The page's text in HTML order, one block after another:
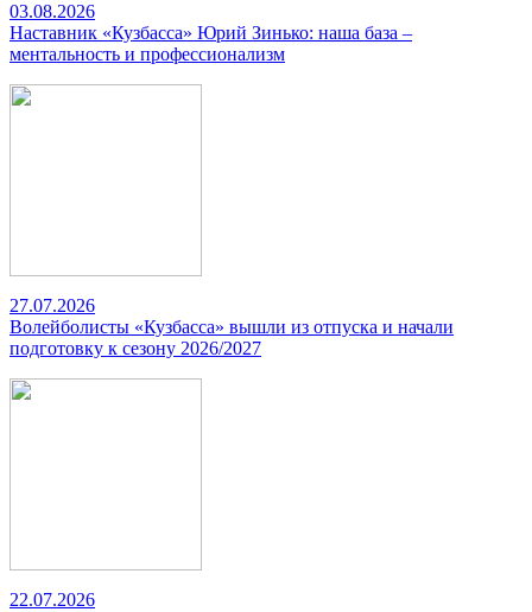
03.08.2026
Наставник «Кузбасса» Юрий Зинько: наша база –
ментальность и профессионализм
27.07.2026
Волейболисты «Кузбасса» вышли из отпуска и начали
подготовку к сезону 2026/2027
22.07.2026